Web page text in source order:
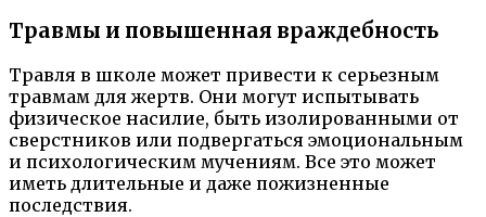
Травмы и повышенная враждебность
Травля в школе может привести к серьезным
травмам для жертв. Они могут испытывать
физическое насилие, быть изолированными от
сверстников или подвергаться эмоциональным
и психологическим мучениям. Все это может
иметь длительные и даже пожизненные
последствия.